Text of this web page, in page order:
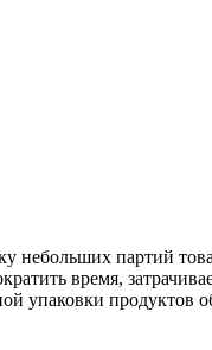
небольших партий
время,
упаковки продуктов